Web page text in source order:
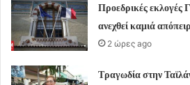
Προεδρικές εκλογές
ανεχθεί καμιά
2 ώρες ago
Τραγωδία στην